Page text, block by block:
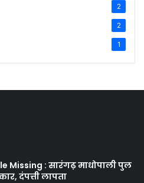
2
2
1
Missing : सारंगढ़ माधोपाली पुल
दंपत्ती लापता